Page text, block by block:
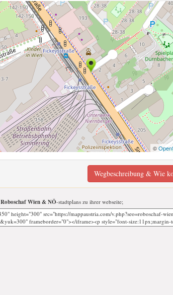
©
Wegbeschreibung & Wie
Roboschaf Wien & NÖ-stadtplans zu ihrer webseite;